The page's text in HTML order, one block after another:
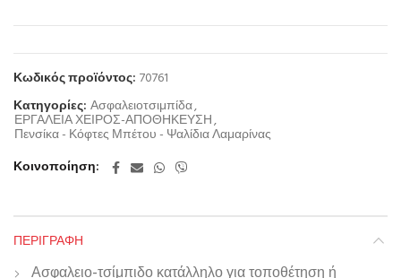
Κωδικός προϊόντος: 70761
Κατηγορίες: Ασφαλειοτσιμπίδα,
ΕΡΓΑΛΕΙΑ ΧΕΙΡΟΣ-ΑΠΟΘΗΚΕΥΣΗ,
Πενσίκα - Κόφτες Μπέτου - Ψαλίδια Λαμαρίνας
Κοινοποίηση
ΠΕΡΙΓΡΑΦΉ